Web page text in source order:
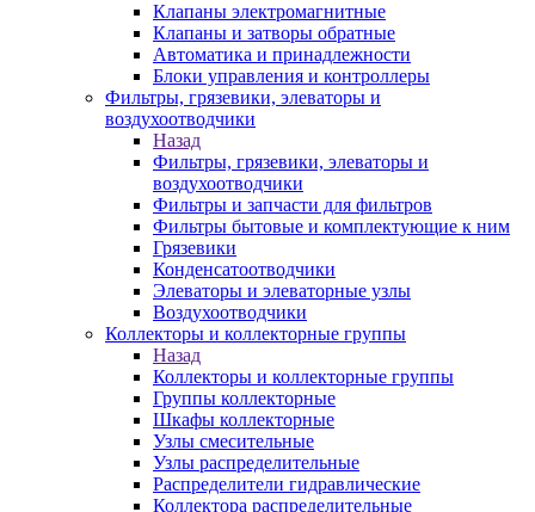
Клапаны электромагнитные
Клапаны и затворы обратные
Автоматика и принадлежности
Блоки управления и контроллеры
Фильтры, грязевики, элеваторы и
воздухоотводчики
Назад
Фильтры, грязевики, элеваторы и
воздухоотводчики
Фильтры и запчасти для фильтров
Фильтры бытовые и комплектующие к ним
Грязевики
Конденсатоотводчики
Элеваторы и элеваторные узлы
Воздухоотводчики
Коллекторы и коллекторные группы
Назад
Коллекторы и коллекторные группы
Группы коллекторные
Шкафы коллекторные
Узлы смесительные
Узлы распределительные
Распределители гидравлические
Коллектора распределительные